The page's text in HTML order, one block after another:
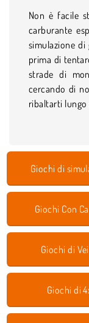
Non è facile
carburante
simulazione di
prima di
strade di
cercando di
ribaltarti lungo
Giochi di
Giochi Con
Giochi di
Giochi di